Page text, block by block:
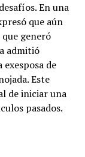
En una
que aún
generó
admitió
de
Este
de iniciar una
pasados.